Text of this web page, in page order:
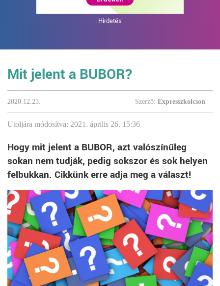
Hirdetés
Mit jelent a BUBOR?
2020.12.23. Szerző: Expresszkolcson
Utoljára módosítva: 2021. április 26. 15:36
Hogy mit jelent a BUBOR, azt valószínűleg
sokan nem tudják, pedig sokszor és sok helyen
felbukkan. Cikkünk erre adja meg a választ!